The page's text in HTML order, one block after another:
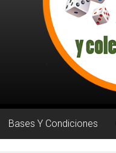
Bases Y Condiciones